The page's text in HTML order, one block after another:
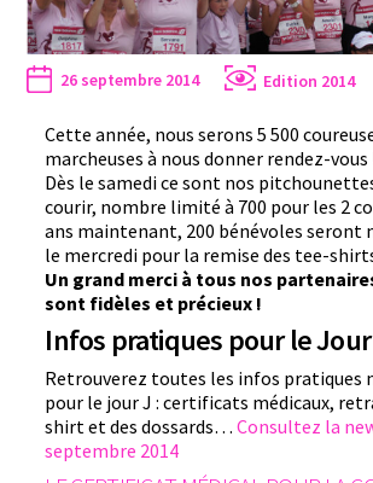
26 septembre 2014 Edition 2014
Cette année, nous serons 5 500
marcheuses à nous donner rendez-vous
Dès le samedi ce sont nos
courir, nombre limité à 700 pour les 2
ans maintenant, 200 bénévoles seront
le mercredi pour la remise des tee-
Un grand merci à tous nos
sont fidèles et précieux !
Infos pratiques pour le
Retrouverez toutes les infos pratiques
pour le jour J : certificats médicaux,
shirt et des dossards…Consultez la
septembre 2014